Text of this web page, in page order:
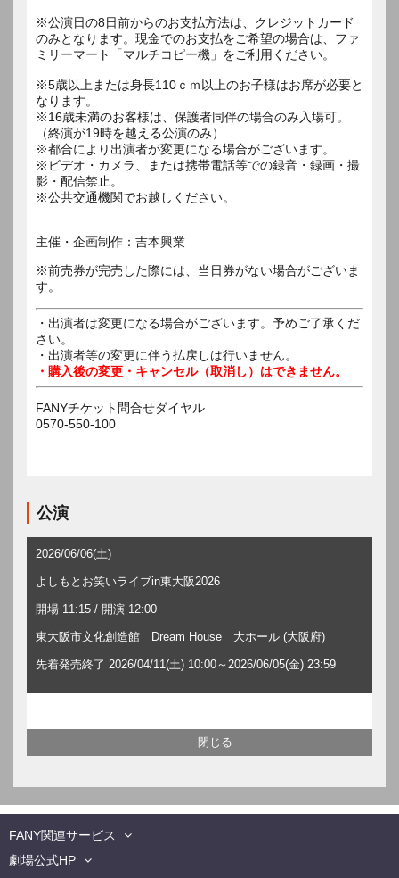
※公演日の8日前からのお支払方法は、クレジットカード
のみとなります。現金でのお支払をご希望の場合は、ファ
ミリーマート「マルチコピー機」をご利用ください。
※5歳以上または身長110ｃｍ以上のお子様はお席が必要と
なります。
※16歳未満のお客様は、保護者同伴の場合のみ入場可。
（終演が19時を越える公演のみ）
※都合により出演者が変更になる場合がございます。
※ビデオ・カメラ、または携帯電話等での録音・録画・撮
影・配信禁止。
※公共交通機関でお越しください。
主催・企画制作：吉本興業
※前売券が完売した際には、当日券がない場合がございま
す。
・出演者は変更になる場合がございます。予めご了承くだ
さい。
・出演者等の変更に伴う払戻しは行いません。
・購入後の変更・キャンセル（取消し）はできません。
FANYチケット問合せダイヤル
0570-550-100
公演
2026/06/06(土)
よしもとお笑いライブin東大阪2026
開場 11:15 / 開演 12:00
東大阪市文化創造館 Dream House 大ホール (大阪府)
先着発売終了 2026/04/11(土) 10:00～2026/06/05(金) 23:59
FANY関連サービス
劇場公式HP